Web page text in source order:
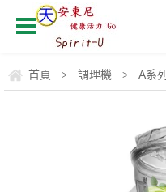
首頁 > 調理機 > A系列